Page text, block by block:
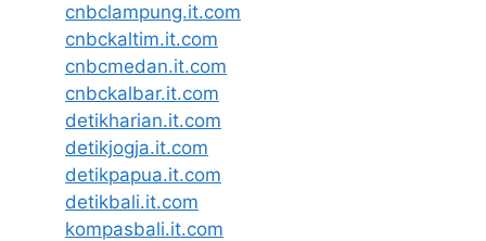
cnbclampung.it.com
cnbckaltim.it.com
cnbcmedan.it.com
cnbckalbar.it.com
detikharian.it.com
detikjogja.it.com
detikpapua.it.com
detikbali.it.com
kompasbali.it.com